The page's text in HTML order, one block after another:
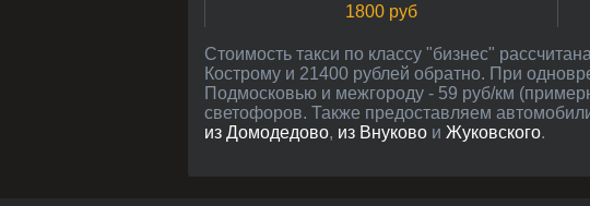
1800 руб
Стоимость такси по классу "бизнес" рассчитана между центрами Костромы и Москвы (расстояние около 336 км): 18200 руб в
Кострому и 21400 рублей обратно. При
Подмосковью и межгороду - 59 руб/км
светофоров. Также предоставляем
из Домодедово, из Внуково и Жуковского.